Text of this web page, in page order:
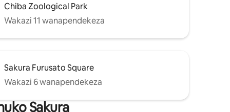
Chiba Zoological Park
Wakazi 11 wanapendekeza
Sakura Furusato Square
Wakazi 6 wanapendekeza
Sakura